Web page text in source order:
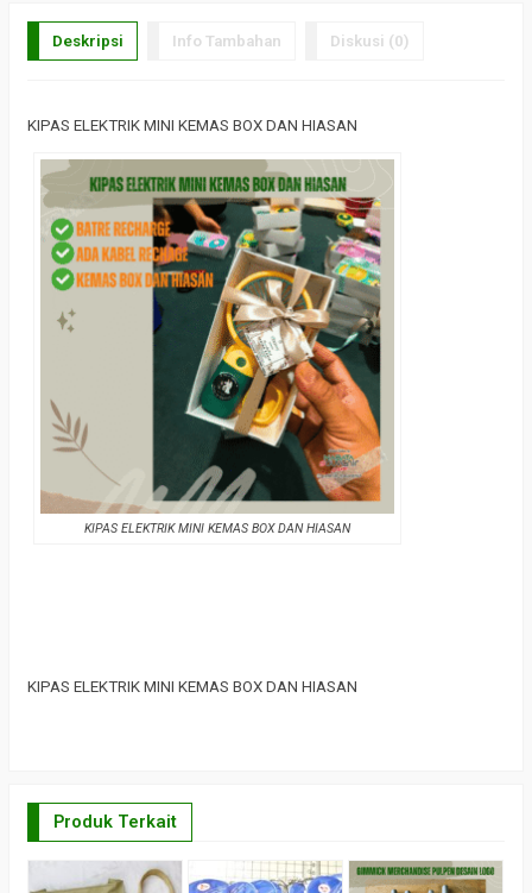
Deskripsi Info Tambahan Diskusi (0)
KIPAS ELEKTRIK MINI KEMAS BOX DAN HIASAN
KIPAS ELEKTRIK MINI KEMAS BOX DAN HIASAN
KIPAS ELEKTRIK MINI KEMAS BOX DAN HIASAN
Produk Terkait